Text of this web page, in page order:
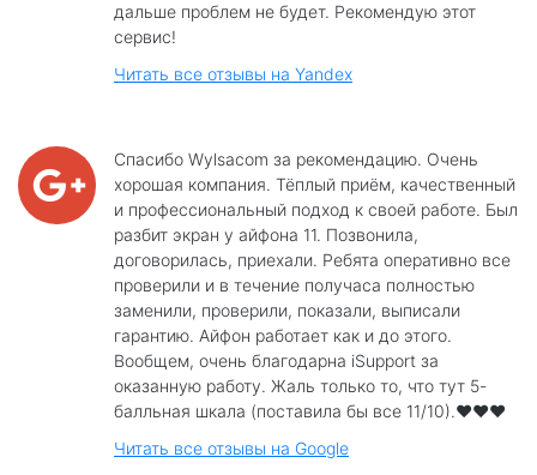
дальше проблем не будет. Рекомендую этот
сервис!
Читать все отзывы на Yandex
Спасибо Wylsacom за рекомендацию. Очень
хорошая компания. Тёплый приём, качественный
и профессиональный подход к своей работе. Был
разбит экран у айфона 11. Позвонила,
договорилась, приехали. Ребята оперативно все
проверили и в течение получаса полностью
заменили, проверили, показали, выписали
гарантию. Айфон работает как и до этого.
Вообщем, очень благодарна iSupport за
оказанную работу. Жаль только то, что тут 5-
балльная шкала (поставила бы все 11/10).❤️❤️❤️
Читать все отзывы на Google